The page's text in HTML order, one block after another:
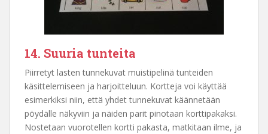
14. Suuria tunteita
Piirretyt lasten tunnekuvat muistipelinä tunteiden
käsittelemiseen ja harjoitteluun. Kortteja voi käyttää
esimerkiksi niin, että yhdet tunnekuvat käännetään
pöydälle näkyviin ja näiden parit pinotaan korttipakaksi.
Nostetaan vuorotellen kortti pakasta, matkitaan ilme, ja